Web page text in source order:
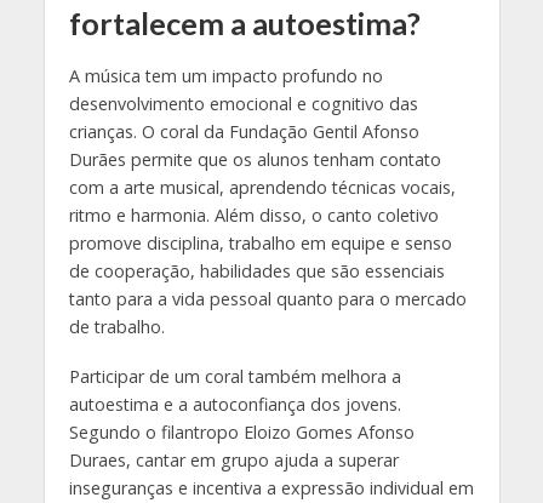
fortalecem a autoestima?
A música tem um impacto profundo no
desenvolvimento emocional e cognitivo das
crianças. O coral da Fundação Gentil Afonso
Durães permite que os alunos tenham contato
com a arte musical, aprendendo técnicas vocais,
ritmo e harmonia. Além disso, o canto coletivo
promove disciplina, trabalho em equipe e senso
de cooperação, habilidades que são essenciais
tanto para a vida pessoal quanto para o mercado
de trabalho.
Participar de um coral também melhora a
autoestima e a autoconfiança dos jovens.
Segundo o filantropo Eloizo Gomes Afonso
Duraes, cantar em grupo ajuda a superar
inseguranças e incentiva a expressão individual em